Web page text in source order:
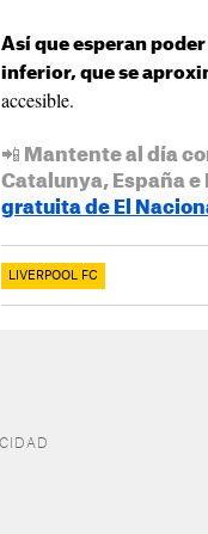
Así que esperan
inferior, que se
accesible.
📲 Mantente al día
Catalunya, España
gratuita de El
LIVERPOOL FC